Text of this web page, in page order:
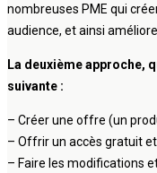
nombreuses PME qui
audience, et ainsi
La deuxième approche,
suivante :
– Créer une offre (un
– Offrir un accès gratuit
– Faire les modifications